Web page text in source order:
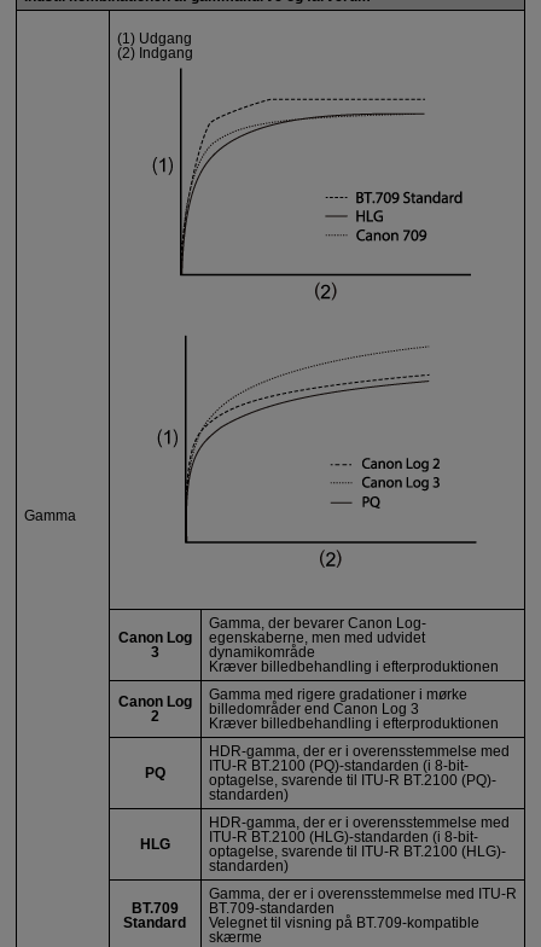
Gamma
(1) Udgang
(2) Indgang
Canon Log
3
Gamma, der bevarer Canon Log-
egenskaberne, men med udvidet
dynamikområde
Kræver billedbehandling i efterproduktionen
Canon Log
2
Gamma med rigere gradationer i mørke
billedområder end Canon Log 3
Kræver billedbehandling i efterproduktionen
PQ
HDR-gamma, der er i overensstemmelse med
ITU-R BT.2100 (PQ)-standarden (i 8-bit-
optagelse, svarende til
ITU-R BT.2100 (PQ)-
standarden)
HLG
HDR-gamma, der er i overensstemmelse med
ITU-R BT.2100 (HLG)-standarden (i 8-bit-
optagelse, svarende til
ITU-R BT.2100 (HLG)-
standarden)
BT.709
Standard
Gamma, der er i overensstemmelse med
ITU-R
BT.709-standarden
Velegnet til visning på BT.709-kompatible
skærme